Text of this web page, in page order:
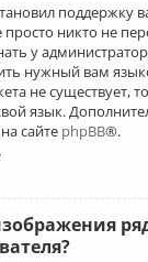
поддержку
никто не
у
нужный вам
не существует,
язык.
сайте phpBB®.